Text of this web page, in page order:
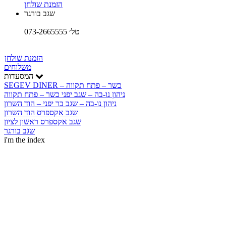
הזמנת שולחן
שגב בורגר
טל׳ 073-2665555
הזמנת שולחן
משלוחים
SEGEV DINER – כשר – פתח תקווה
ניהון נו-בה – שגב יפני כשר – פתח תקווה
ניהון נו-בה – שגב בר יפני – הוד השרון
שגב אקספרס הוד השרון
שגב אקספרס ראשון לציון
שגב בורגר
i'm the index